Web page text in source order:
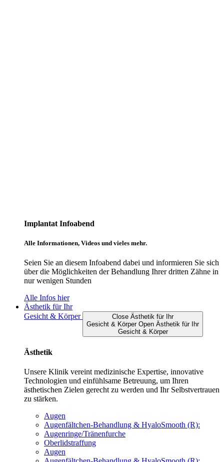
Implantat Infoabend
Alle Informationen, Videos und vieles mehr.
Seien Sie an diesem Infoabend dabei und informieren Sie sich
über die Möglichkeiten der Behandlung Ihrer dritten Zähne in
nur wenigen Stunden
Alle Infos hier
Ästhetik für Ihr
Gesicht & Körper
Close Ästhetik für Ihr
Gesicht & Körper Open Ästhetik für Ihr
Gesicht & Körper
Ästhetik
Unsere Klinik vereint medizinische Expertise, innovative
Technologien und einfühlsame Betreuung, um Ihren
ästhetischen Zielen gerecht zu werden und Ihr Selbstvertrauen
zu stärken.
Augen
Augenfältchen-Behandlung & HyaloSmooth (R):
Augenringe/Tränenfurche
Oberlidstraffung
Augen